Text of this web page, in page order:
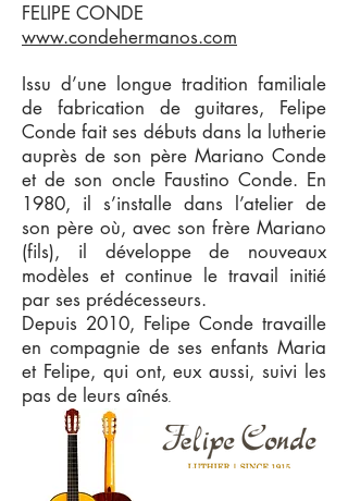
FELIPE CONDE
www.condehermanos.com
Issu d’une longue tradition familiale
de fabrication de guitares, Felipe
Conde fait ses débuts dans la lutherie
auprès de son père Mariano Conde
et de son oncle Faustino Conde. En
1980, il s’installe dans l’atelier de
son père où, avec son frère Mariano
(fils), il développe de nouveaux
modèles et continue le travail initié
par ses prédécesseurs.
Depuis 2010, Felipe Conde travaille
en compagnie de ses enfants Maria
et Felipe, qui ont, eux aussi, suivi les
pas de leurs aînés.